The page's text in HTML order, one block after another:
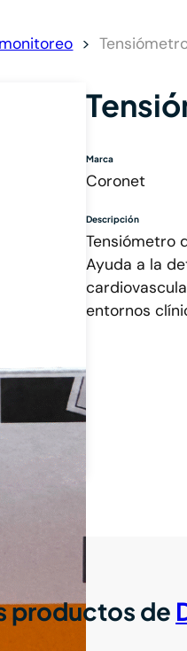
Marca
Coronet
Descripción
Tensiómetro
Ayuda a la
entornos
productos de